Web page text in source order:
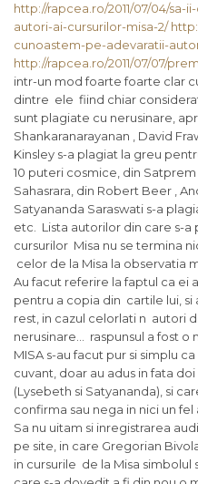
http://rapcea.ro/2011/07/04/
autori-ai-cursurilor-misa-2/
cunoastem-pe-adevaratii-
http://rapcea.ro/2011/07/07/
intr-un mod foarte foarte clar
dintre ele fiind chiar
sunt plagiate cu nerusinare,
Shankaranarayanan , David
Kinsley s-a plagiat la greu
10 puteri cosmice, din
Sahasrara, din Robert Beer ,
Satyananda Saraswati s-a
etc. Lista autorilor din care s-a
cursurilor Misa nu se termina
celor de la Misa la observatia
Au facut referire la faptul ca ei
pentru a copia din cartile lui, si
rest, in cazul celorlati n autori
nerusinare… raspunsul a fost o
MISA s-au facut pur si simplu
cuvant, doar au adus in fata
(Lysebeth si Satyananda), si
confirma sau nega in nici un
Sa nu uitam si inregistrarea
pe site, in care Gregorian
in cursurile de la Misa simbolul